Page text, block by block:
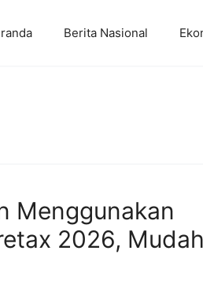
Berita Nasional
Menggunakan
2026, Mudah